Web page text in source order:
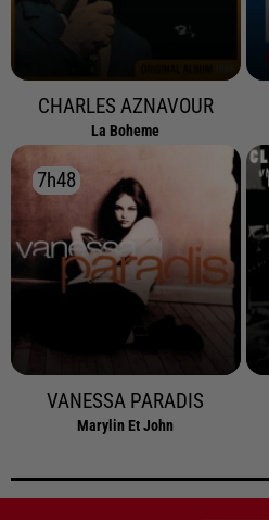
CHARLES AZNAVOUR
La Boheme
7h48
7h48
VANESSA PARADIS
Marylin Et John